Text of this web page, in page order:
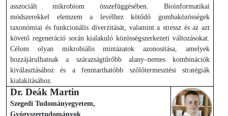
asszociált mikrobiom összefüggésében. Bioinformatikai
módszerekkel elemzem a levélhez kötődő gombaközösségek
taxonómiai és funkcionális diverzitását, valamint a stressz és az azt
követő regeneráció során kialakuló közösségszerkezeti változásokat.
Célom olyan mikrobiális mintázatok azonosítása, amelyek
hozzájárulhatnak a szárazságtűrőbb alany–nemes kombinációk
kiválasztásához és a fenntarthatóbb szőlőtermesztési stratégiák
kialakításához.
Dr. Deák Martin
Szegedi Tudományegyetem,
Gyógyszertudományok